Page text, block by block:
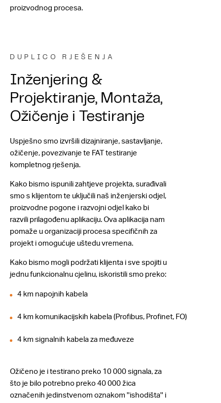
proizvodnog procesa.
DUPLICO RJEŠENJA
Inženjering &
Projektiranje, Montaža,
Ožičenje i Testiranje
Uspješno smo izvršili dizajniranje, sastavljanje,
ožičenje, povezivanje te FAT testiranje
kompletnog rješenja.
Kako bismo ispunili zahtjeve projekta, surađivali
smo s klijentom te uključili naš inženjerski odjel,
proizvodne pogone i razvojni odjel kako bi
razvili prilagođenu aplikaciju. Ova aplikacija nam
pomaže u organizaciji procesa specifičnih za
projekt i omogućuje uštedu vremena.
Kako bismo mogli podržati klijenta i sve spojiti u
jednu funkcionalnu cjelinu, iskoristili smo preko:
4 km napojnih kabela
4 km komunikacijskih kabela (Profibus, Profinet, FO)
4 km signalnih kabela za međuveze
Ožičeno je i testirano preko 10 000 signala, za
što je bilo potrebno preko 40 000 žica
označenih jedinstvenom oznakom ''ishodišta'' i